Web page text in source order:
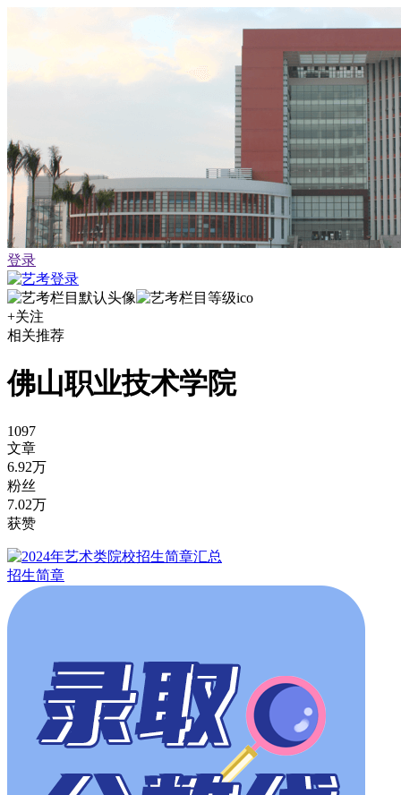
登录
+关注
相关推荐
佛山职业技术学院
1097
文章
6.92万
粉丝
7.02万
获赞
招生简章